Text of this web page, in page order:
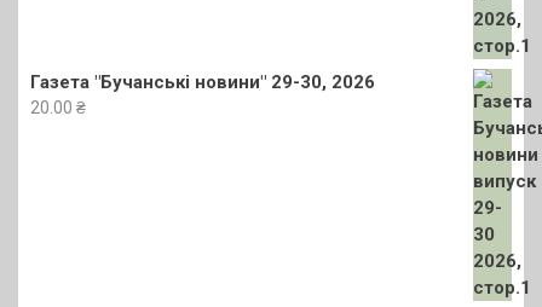
Газета "Бучанські новини" 29-30, 2026
20.00 ₴